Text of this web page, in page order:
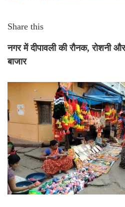
Share this
नगर में दीपावली की रौनक, रोशनी
बाजार